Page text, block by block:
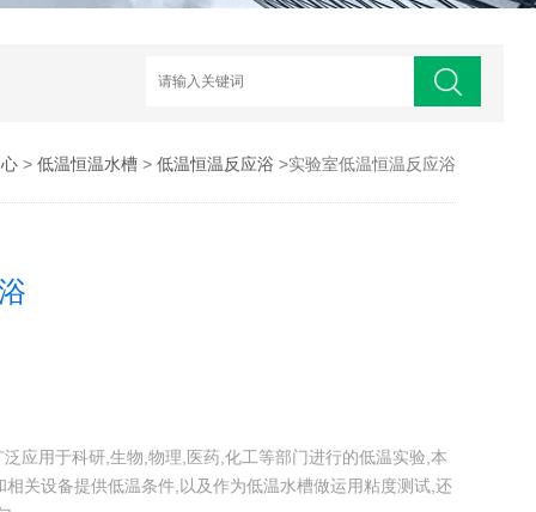
> 低温恒温水槽> 低温恒温反应浴 >实验室低温恒温反应浴
应用于科研,生物,物理,医药,化工等部门进行的低温实验,本
关设备提供低温条件,以及作为低温水槽做运用粘度测试,还